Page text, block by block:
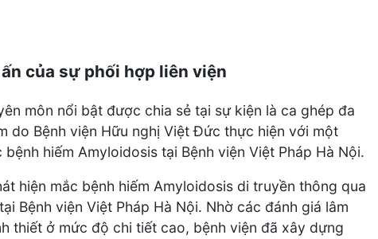
của sự phối hợp liên viện
môn nổi bật được chia sẻ tại sự kiện là ca ghép đa
do Bệnh viện Hữu nghị Việt Đức thực hiện với một
hiếm Amyloidosis tại Bệnh viện Việt Pháp Hà Nội.
hiện mắc bệnh hiếm Amyloidosis di truyền thông qua
Bệnh viện Việt Pháp Hà Nội. Nhờ các đánh giá lâm
thiết ở mức độ chi tiết cao, bệnh viện đã xây dựng